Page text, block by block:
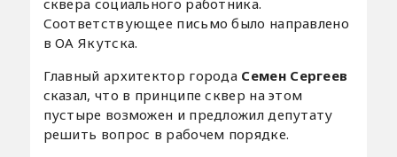
сквера социального работника.
Соответствующее письмо было направлено
в ОА Якутска.
Главный архитектор города Семен Сергеев
сказал, что в принципе сквер на этом
пустыре возможен и предложил депутату
решить вопрос в рабочем порядке.